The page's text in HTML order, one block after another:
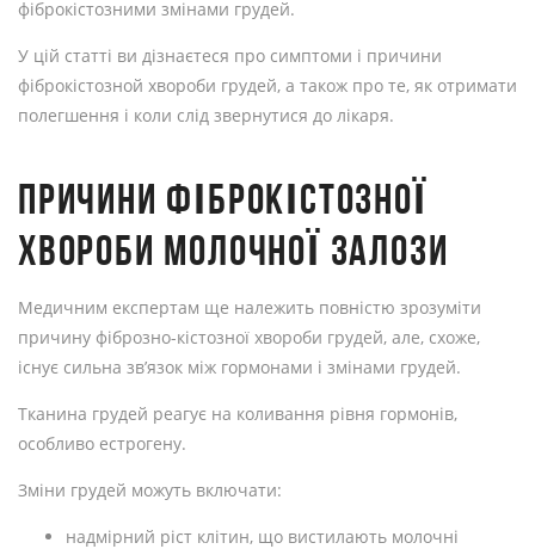
фіброкістозними змінами грудей.
У цій статті ви дізнаєтеся про симптоми і причини
фіброкістозной хвороби грудей, а також про те, як отримати
полегшення і коли слід звернутися до лікаря.
ПРИЧИНИ ФІБРОКІСТОЗНОЇ
ХВОРОБИ МОЛОЧНОЇ ЗАЛОЗИ
Медичним експертам ще належить повністю зрозуміти
причину фіброзно-кістозної хвороби грудей, але, схоже,
існує сильна зв’язок між гормонами і змінами грудей.
Тканина грудей реагує на коливання рівня гормонів,
особливо естрогену.
Зміни грудей можуть включати:
надмірний ріст клітин, що вистилають молочні